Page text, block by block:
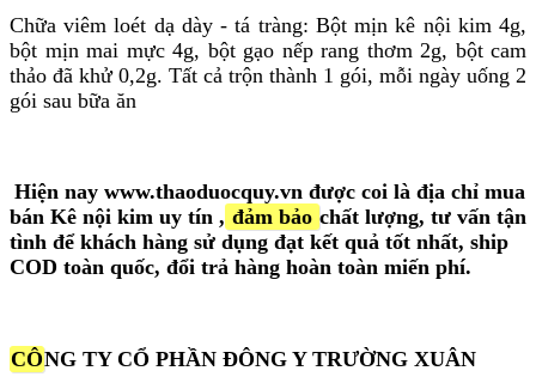
Chữa viêm loét dạ dày - tá tràng: Bột mịn kê nội kim 4g,
bột mịn mai mực 4g, bột gạo nếp rang thơm 2g, bột cam
thảo đã khử 0,2g. Tất cả trộn thành 1 gói, mỗi ngày uống 2
gói sau bữa ăn
Hiện nay www.thaoduocquy.vn được coi là địa chỉ mua
bán Kê nội kim uy tín , đảm bảo chất lượng, tư vấn tận
tình để khách hàng sử dụng đạt kết quả tốt nhất, ship
COD toàn quốc, đổi trả hàng hoàn toàn miến phí.
CÔNG TY CỔ PHẦN ĐÔNG Y TRƯỜNG XUÂN